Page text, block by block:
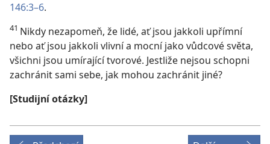
146:3–6.
41 Nikdy nezapomeň, že lidé, ať jsou jakkoli upřímní
nebo ať jsou jakkoli vlivní a mocní jako vůdcové světa,
všichni jsou umírající tvorové. Jestliže nejsou schopni
zachránit sami sebe, jak mohou zachránit jiné?
[Studijní otázky]